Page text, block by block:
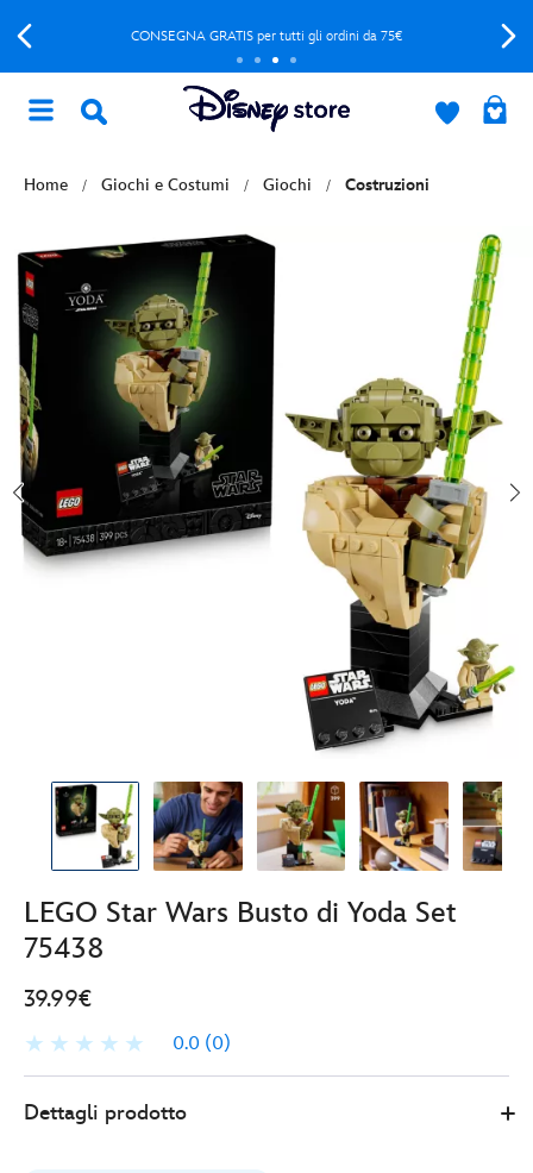
CONSEGNA GRATIS per tutti gli ordini da 75€
Home Giochi e Costumi Giochi Costruzioni
LEGO Star Wars Busto di Yoda Set
75438
39.99€
0.0 (0)
39.99
Dettagli prodotto